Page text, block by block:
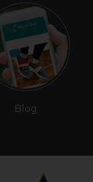
Blog